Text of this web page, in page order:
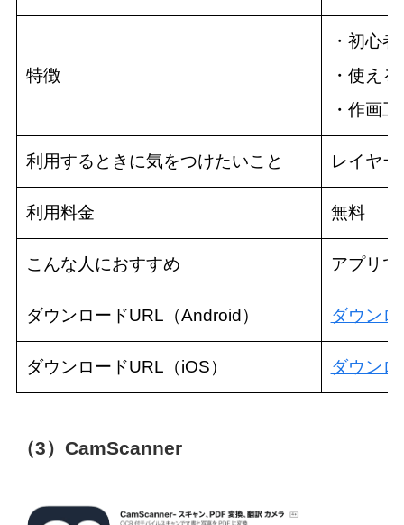
特徴
・初心
・使え
・作画
利用するときに気をつけたいこと レイヤ
利用料金 無料
こんな人におすすめ アプリ
ダウンロードURL（Android） ダウン
ダウンロードURL（iOS） ダウン
（3）CamScanner